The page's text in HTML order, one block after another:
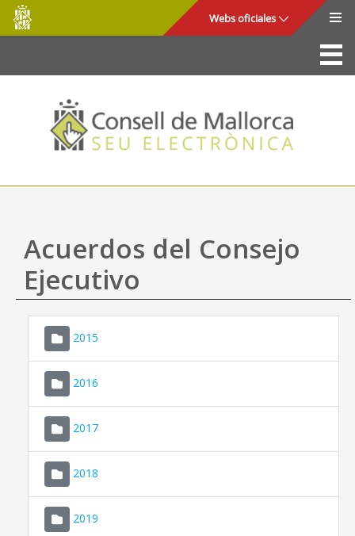
Saltar al contenido principal
Consell
de
Mallorca
Webs oficiales
La Sede
Consejo de Mallorca
Acceso y seguridad
Utilidades
Mapa web
Ayuda
Acuerdos del Consejo
Ejecutivo
2015
2016
2017
2018
2019